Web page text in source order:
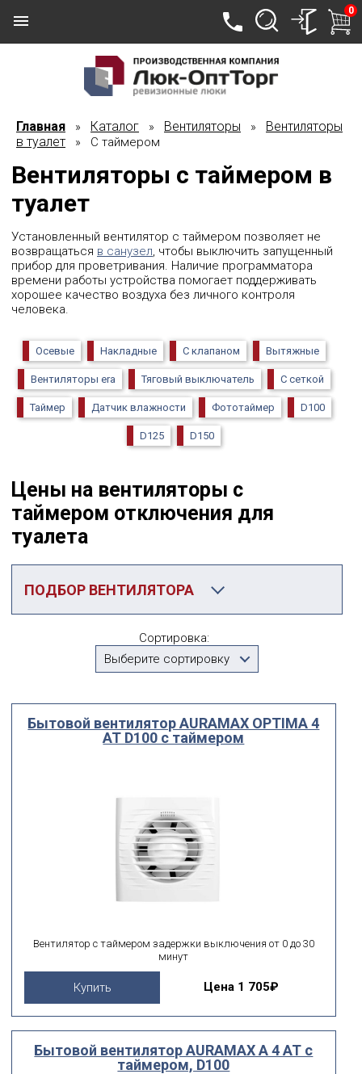
0
Главная » Каталог » Вентиляторы » Вентиляторы
в туалет » С таймером
Вентиляторы с таймером в
туалет
Установленный вентилятор с таймером позволяет не
возвращаться в санузел, чтобы выключить запущенный
прибор для проветривания. Наличие программатора
времени работы устройства помогает поддерживать
хорошее качество воздуха без личного контроля
человека.
Осевые Накладные С клапаном Вытяжные
Вентиляторы era Тяговый выключатель С сеткой
Таймер Датчик влажности Фототаймер D100
D125 D150
Цены на вентиляторы с
таймером отключения для
туалета
ПОДБОР ВЕНТИЛЯТОРА
С таймером
Выберите...
поиск по id
Сбросить фильтр подобрать
Сортировка:
Выберите сортировку
Бытовой вентилятор AURAMAX OPTIMA 4
AT D100 с таймером
Вентилятор с таймером задержки выключения от 0 до 30
минут
Купить Цена 1 705₽
Бытовой вентилятор AURAMAX A 4 AT с
таймером, D100